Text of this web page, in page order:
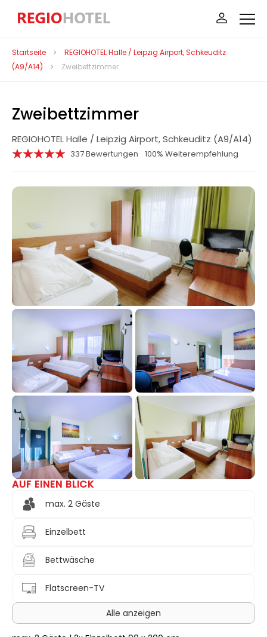
Startseite
REGIOHOTEL Halle / Leipzig Airport, Schkeuditz
(A9/A14)
Zweibettzimmer
Zweibettzimmer
REGIOHOTEL Halle / Leipzig Airport, Schkeuditz (A9/A14)
337 Bewertungen 100% Weiterempfehlung
AUF EINEN BLICK
max. 2 Gäste
Einzelbett
Bettwäsche
Flatscreen-TV
Alle anzeigen